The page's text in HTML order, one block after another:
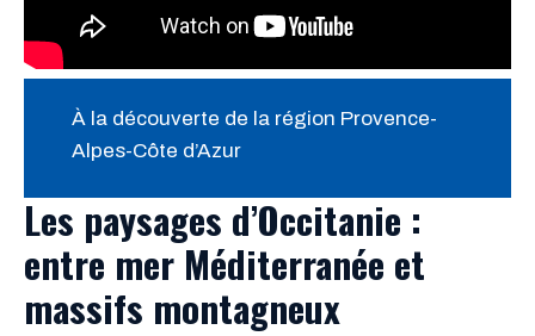
À la découverte de la région Provence-
Alpes-Côte d’Azur
Les paysages d’Occitanie :
entre mer Méditerranée et
massifs montagneux